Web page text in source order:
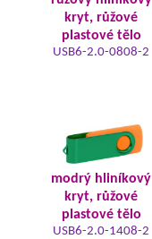
kryt, růžové
plastové tělo
USB6-2.0-0808-2
modrý hliníkový
kryt, růžové
plastové tělo
USB6-2.0-1408-2